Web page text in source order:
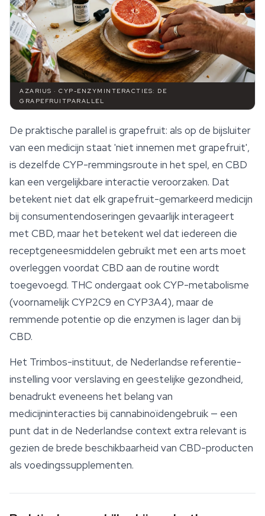
AZARIUS · CYP-ENZYMINTERACTIES: DE
GRAPEFRUITPARALLEL
De praktische parallel is grapefruit: als op de bijsluiter
van een medicijn staat 'niet innemen met grapefruit',
is dezelfde CYP-remmingsroute in het spel, en CBD
kan een vergelijkbare interactie veroorzaken. Dat
betekent niet dat elk grapefruit-gemarkeerd medicijn
bij consumentendoseringen gevaarlijk interageert
met CBD, maar het betekent wel dat iedereen die
receptgeneesmiddelen gebruikt met een arts moet
overleggen voordat CBD aan de routine wordt
toegevoegd. THC ondergaat ook CYP-metabolisme
(voornamelijk CYP2C9 en CYP3A4), maar de
remmende potentie op die enzymen is lager dan bij
CBD.
Het Trimbos-instituut, de Nederlandse referentie-
instelling voor verslaving en geestelijke gezondheid,
benadrukt eveneens het belang van
medicijninteracties bij cannabinoïdengebruik — een
punt dat in de Nederlandse context extra relevant is
gezien de brede beschikbaarheid van CBD-producten
als voedingssupplementen.